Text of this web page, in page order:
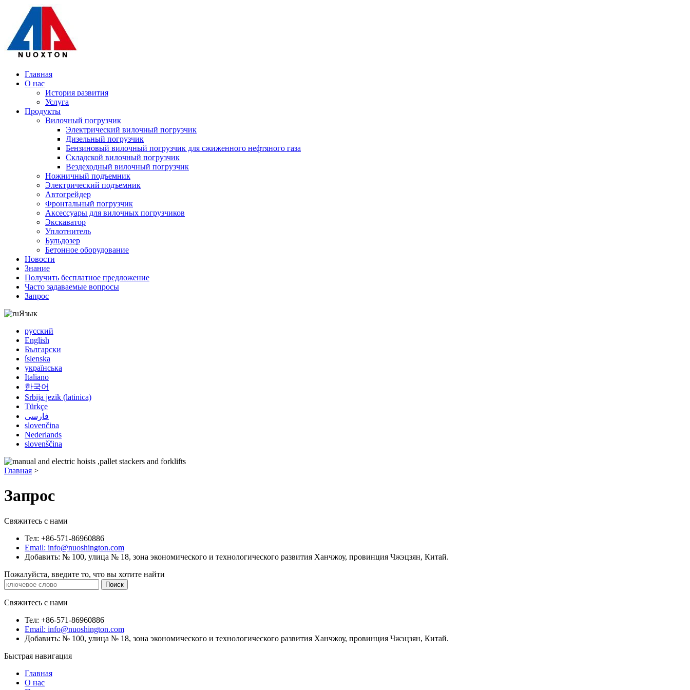
Главная
О нас
История развития
Услуга
Продукты
Вилочный погрузчик
Электрический вилочный погрузчик
Дизельный погрузчик
Бензиновый вилочный погрузчик для сжиженного нефтяного газа
Складской вилочный погрузчик
Вездеходный вилочный погрузчик
Ножничный подъемник
Электрический подъемник
Автогрейдер
Фронтальный погрузчик
Аксессуары для вилочных погрузчиков
Экскаватор
Уплотнитель
Бульдозер
Бетонное оборудование
Новости
Знание
Получить бесплатное предложение
Часто задаваемые вопросы
Запрос
Язык
русский
English
Български
íslenska
українська
Italiano
한국어
Srbija jezik (latinica)
Türkçe
فارسی
slovenčina
Nederlands
slovenščina
Главная >
Запрос
Свяжитесь с нами
Тел: +86-571-86960886
Email: info@nuoshington.com
Добавить: № 100, улица № 18, зона экономического и технологического развития Ханчжоу, провинция Чжэцзян, Китай.
Пожалуйста, введите то, что вы хотите найти
Свяжитесь с нами
Тел: +86-571-86960886
Email: info@nuoshington.com
Добавить: № 100, улица № 18, зона экономического и технологического развития Ханчжоу, провинция Чжэцзян, Китай.
Быстрая навигация
Главная
О нас